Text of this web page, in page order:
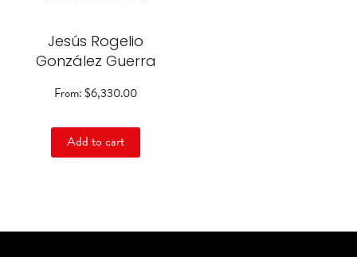
Jesús Rogelio
González Guerra
From:$6,330.00
Add to cart
chosen
on
the
product
page